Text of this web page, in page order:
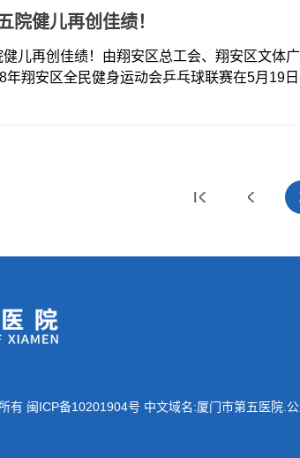
院健儿再创佳绩！
儿再创佳绩！由翔安区总工会、翔安区文体
年翔安区全民健身运动会乒乓球联赛在5月19
乒乓球赛历史，可喜可贺！本次比赛可以看到
到很多拥有共同兴趣的新朋友，在相互切磋球技
有 闽ICP备10201904号 中文域名:厦门市第五医院.